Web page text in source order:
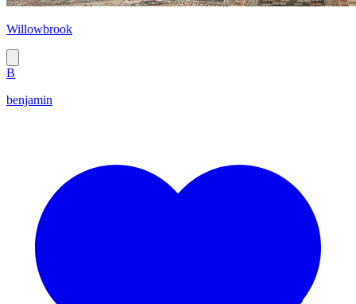
Willowbrook
B
benjamin